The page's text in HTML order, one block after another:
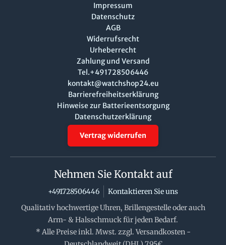
Impressum
Datenschutz
AGB
Widerrufsrecht
Urheberrecht
Zahlung und Versand
Tel.+491728506446
kontakt@watchshop24.eu
Barrierefreiheitserklärung
Hinweise zur Batterieentsorgung
Datenschutzerklärung
Vertrag widerrufen
Nehmen Sie Kontakt auf
+491728506446
Kontaktieren Sie uns
Qualitativ hochwertige Uhren, Brillengestelle oder auch
Arm- & Halsschmuck für jeden Bedarf.
* Alle Preise inkl. Mwst. zzgl. Versandkosten -